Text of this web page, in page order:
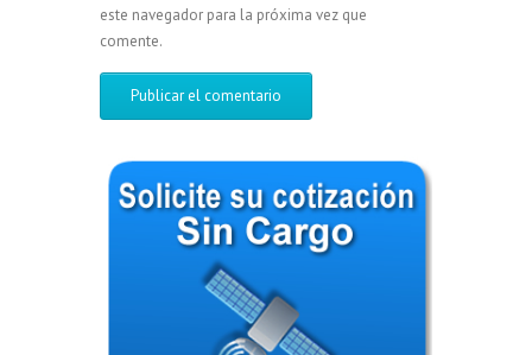
este navegador para la próxima vez que
comente.